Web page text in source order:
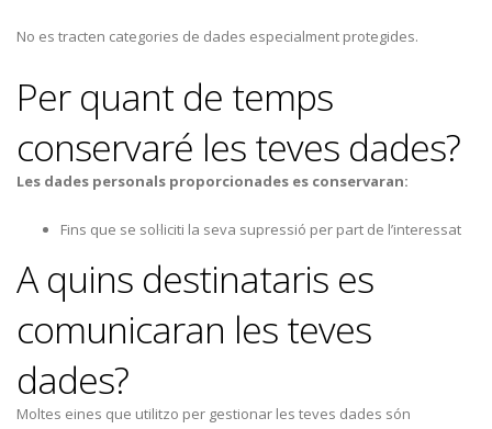
No es tracten categories de dades especialment protegides.
Per quant de temps
conservaré les teves dades?
Les dades personals proporcionades es conservaran:
Fins que se sol·liciti la seva supressió per part de l’interessat
A quins destinataris es
comunicaran les teves
dades?
Moltes eines que utilitzo per gestionar les teves dades són